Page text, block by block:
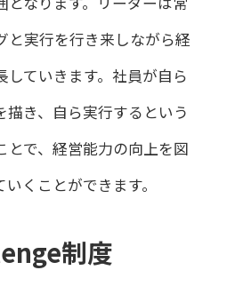
と実行を行き来しながら経
していきます。社員が自ら
き、自ら実行するという
とで、経営能力の向上を図
くことができます。
制度